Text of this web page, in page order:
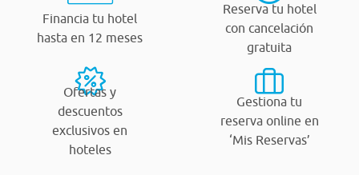
Financia tu hotel
hasta en 12 meses
Reserva tu hotel
con cancelación
gratuita
Ofertas y
descuentos
exclusivos en
hoteles
Gestiona tu
reserva online en
‘Mis Reservas’